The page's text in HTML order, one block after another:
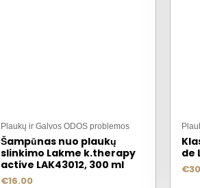
Plaukų ir Galvos ODOS problemos
Šampūnas nuo plaukų
slinkimo Lakme k.therapy
active LAK43012, 300 ml
€16.00
de
€